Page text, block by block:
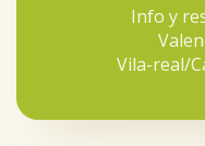
Info y
Vila-real/